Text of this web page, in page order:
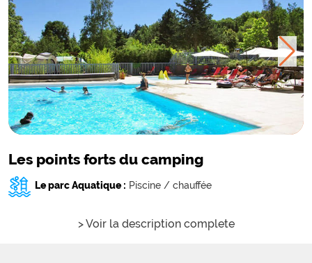
Les points forts du camping
Le parc Aquatique : Piscine / chauffée
> Voir la description complete